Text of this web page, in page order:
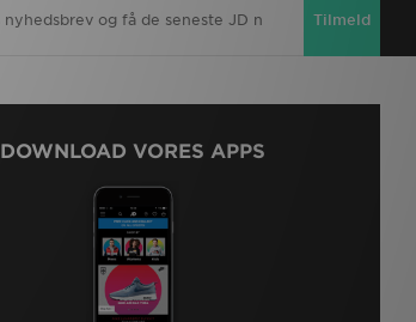
Tilmeld
DOWNLOAD VORES APPS